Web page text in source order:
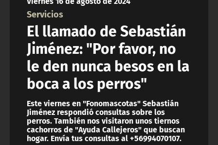
Servicios
El llamado de Sebastián
Jiménez: "Por favor, no
le den nunca besos en la
boca a los perros"
Este viernes en "Fonomascotas" Sebastián
Jiménez respondió consultas sobre los
perros. También nos visitaron unos tiernos
cachorros de "Ayuda Callejeros" que buscan
hogar. Envía tus consultas al +56994070107.